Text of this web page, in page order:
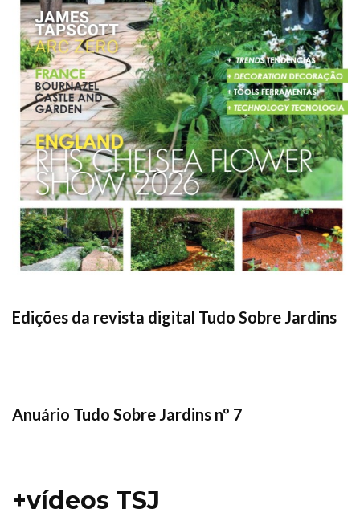
Edições da revista digital Tudo Sobre Jardins
Anuário Tudo Sobre Jardins nº 7
+vídeos TSJ